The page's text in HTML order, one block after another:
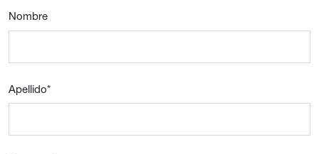
Nombre
Apellido*